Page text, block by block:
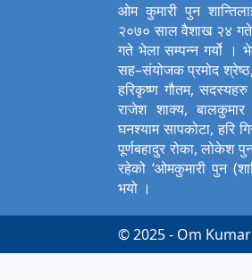
ओम कुमारी पुन
२०७० साल वैशाख २४
गते भेला सम्पन्न गर्यो ।
सह–संयोजक प्रमोद श्रेष्ठ,
हरिकृष्ण गौतम, सदस्यहरु
राजेश शाक्य,
घनश्याम सापकोटा, हरि
पूर्णबहादुर रोका, लोकेश
रहेको ‘ओमकुमारी पुन
भयो ।
© 2025 - Om